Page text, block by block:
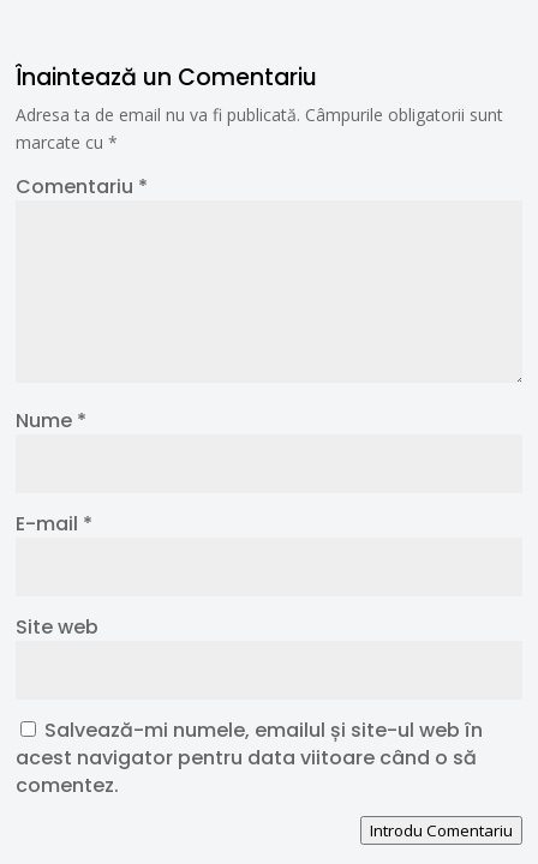
Înaintează un Comentariu
Adresa ta de email nu va fi publicată. Câmpurile obligatorii sunt
marcate cu*
Comentariu *
Nume *
E-mail *
Site web
Salvează-mi numele, emailul și site-ul web în
acest navigator pentru data viitoare când o să
comentez.
Introdu Comentariu